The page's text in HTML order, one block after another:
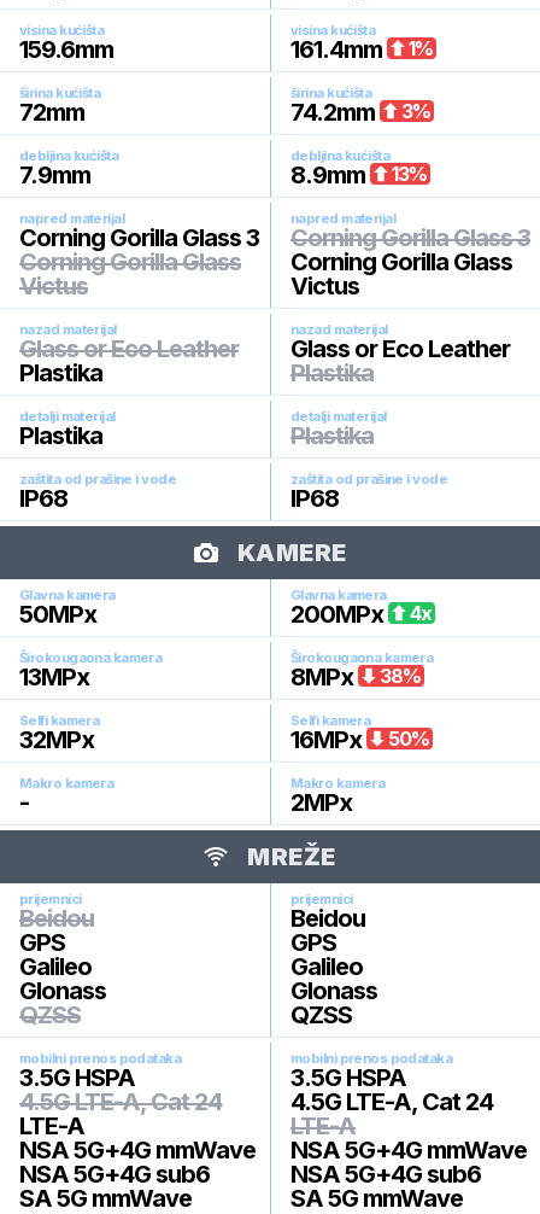
visina kućišta
159.6mm
visina kućišta
161.4mm 1%
širina kućišta
72mm
širina kućišta
74.2mm 3%
debljina kućišta
7.9mm
debljina kućišta
8.9mm 13%
napred materijal
Corning Gorilla Glass 3
Corning Gorilla Glass
Victus
napred materijal
Corning Gorilla Glass 3
Corning Gorilla Glass
Victus
nazad materijal
Glass or Eco Leather
Plastika
nazad materijal
Glass or Eco Leather
Plastika
detalji materijal
Plastika
detalji materijal
Plastika
zaštita od prašine i vode
IP68
zaštita od prašine i vode
IP68
KAMERE
Glavna kamera
50MPx
Glavna kamera
200MPx 4x
Širokougaona kamera
13MPx
Širokougaona kamera
8MPx 38%
Selfi kamera
32MPx
Selfi kamera
16MPx 50%
Makro kamera
-
Makro kamera
2MPx
MREŽE
prijemnici
Beidou
GPS
Galileo
Glonass
QZSS
prijemnici
Beidou
GPS
Galileo
Glonass
QZSS
mobilni prenos podataka
3.5G HSPA
4.5G LTE-A, Cat 24
LTE-A
NSA 5G+4G mmWave
NSA 5G+4G sub6
SA 5G mmWave
mobilni prenos podataka
3.5G HSPA
4.5G LTE-A, Cat 24
LTE-A
NSA 5G+4G mmWave
NSA 5G+4G sub6
SA 5G mmWave